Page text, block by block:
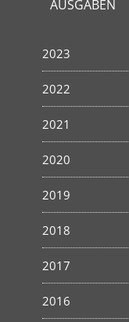
AUSGABEN
2023
2022
2021
2020
2019
2018
2017
2016